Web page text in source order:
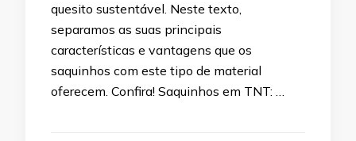
quesito sustentável. Neste texto,
separamos as suas principais
características e vantagens que os
saquinhos com este tipo de material
oferecem. Confira! Saquinhos em TNT: …